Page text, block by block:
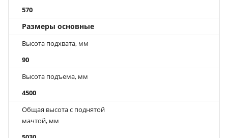
570
Размеры основные
Высота подхвата, мм
90
Высота подъема, мм
4500
Общая высота с поднятой
мачтой, мм